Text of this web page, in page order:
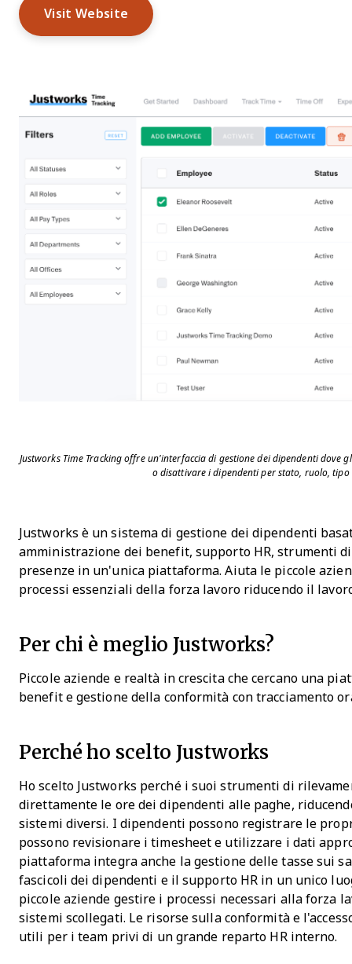
Visit Website
Justworks Time Tracking offre un'interfaccia di gestione dei dipendenti
o disattivare i dipendenti per stato, ruolo,
Justworks è un sistema di gestione dei dipendenti
amministrazione dei benefit, supporto HR, strumenti
presenze in un'unica piattaforma. Aiuta le piccole
processi essenziali della forza lavoro riducendo il
Per chi è meglio Justworks?
Piccole aziende e realtà in crescita che cercano una
benefit e gestione della conformità con tracciamento
Perché ho scelto Justworks
Ho scelto Justworks perché i suoi strumenti di
direttamente le ore dei dipendenti alle paghe,
sistemi diversi. I dipendenti possono registrare le
possono revisionare i timesheet e utilizzare i dati
piattaforma integra anche la gestione delle tasse sui
fascicoli dei dipendenti e il supporto HR in un unico
piccole aziende gestire i processi necessari alla forza
sistemi scollegati. Le risorse sulla conformità e
utili per i team privi di un grande reparto HR interno.